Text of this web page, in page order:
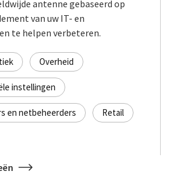
antenne gebaseerd op
van uw IT- en
te helpen verbeteren.
Overheid
instellingen
en netbeheerders Retail